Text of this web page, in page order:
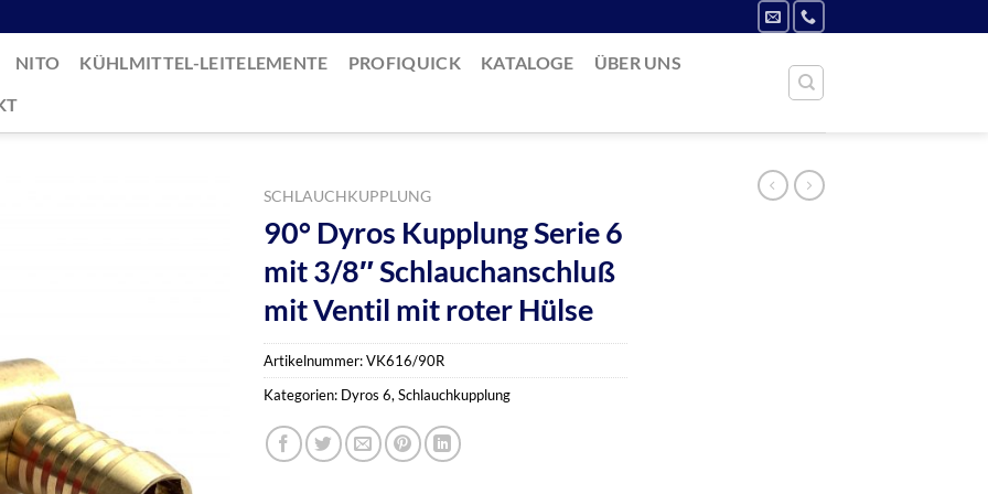
NITO KÜHLMITTEL-LEITELEMENTE PROFIQUICK KATALOGE
ÜBER UNS
SCHLAUCHKUPPLUNG
90° Dyros Kupplung Serie 6
mit 3/8″ Schlauchanschluß
mit Ventil mit roter Hülse
Artikelnummer:VK616/90R
Kategorien: Dyros 6,Schlauchkupplung